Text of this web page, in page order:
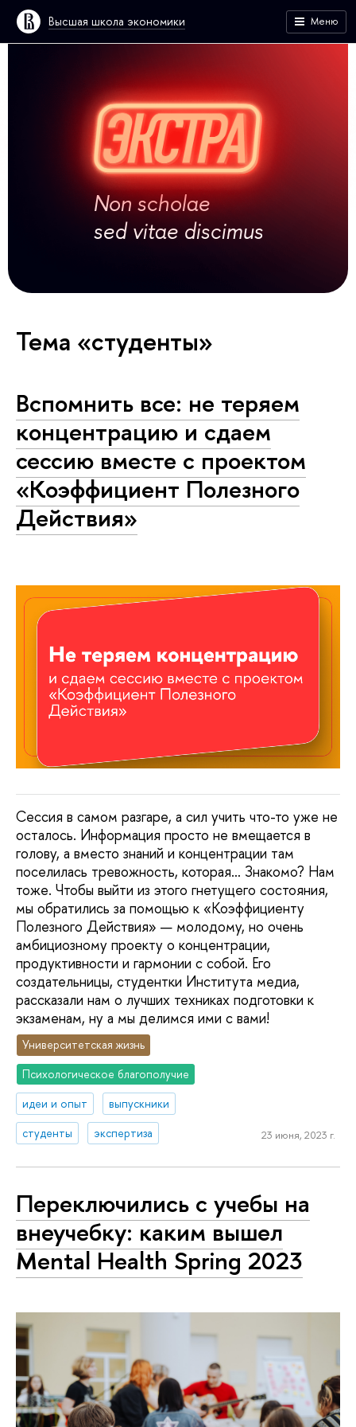
Высшая школа экономики Меню
Non scholae
sed vitae discimus
Тема «студенты»
Вспомнить все: не теряем
концентрацию и сдаем
сессию вместе с проектом
«Коэффициент Полезного
Действия»
Сессия в самом разгаре, а сил учить что-то уже не
осталось. Информация просто не вмещается в
голову, а вместо знаний и концентрации там
поселилась тревожность, которая… Знакомо? Нам
тоже. Чтобы выйти из этого гнетущего состояния,
мы обратились за помощью к «Коэффициенту
Полезного Действия» — молодому, но очень
амбициозному проекту о концентрации,
продуктивности и гармонии с собой. Его
создательницы, студентки Института медиа,
рассказали нам о лучших техниках подготовки к
экзаменам, ну а мы делимся ими с вами!
Университетская жизнь
Психологическое благополучие
идеи и опыт
выпускники
студенты
экспертиза 23 июня, 2023 г.
Переключились с учебы на
внеучебку: каким вышел
Mental Health Spring 2023